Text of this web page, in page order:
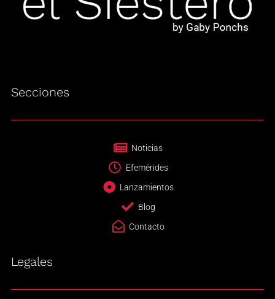
Secciones
Noticias
Efemérides
Lanzamientos
Blog
Contacto
Legales